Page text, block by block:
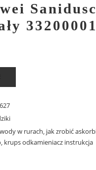
w rurach, jak zrobić
, krups odkamieniacz instrukcja